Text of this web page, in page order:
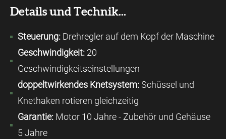
Details und Technik...
Steuerung: Drehregler auf dem Kopf der Maschine
Geschwindigkeit: 20
Geschwindigkeitseinstellungen
doppeltwirkendes Knetsystem:Schüssel und
Knethaken rotieren gleichzeitig
Garantie: Motor 10 Jahre - Zubehör und Gehäuse
5 Jahre